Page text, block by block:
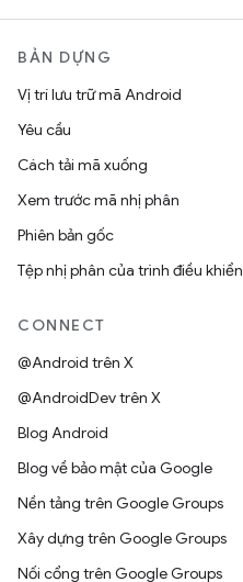
BẢN DỰNG
Vị trí lưu trữ mã Android
Yêu cầu
Cách tải mã xuống
Xem trước mã nhị phân
Phiên bản gốc
Tệp nhị phân của trình điều khiển
CONNECT
@Android trên X
@AndroidDev trên X
Blog Android
Blog về bảo mật của Google
Nền tảng trên Google Groups
Xây dựng trên Google Groups
Nối cổng trên Google Groups